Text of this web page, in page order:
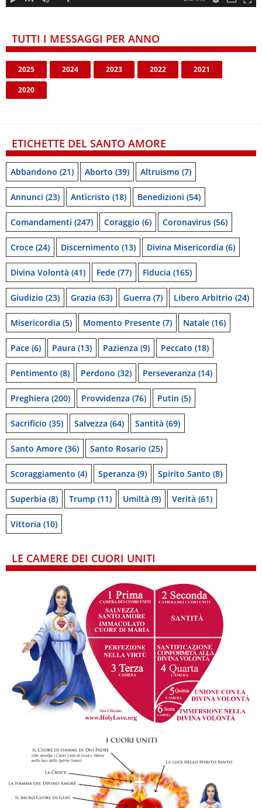
TUTTI I MESSAGGI PER ANNO
2025 2024 2023 2022 2021
2020
ETICHETTE DEL SANTO AMORE
Abbandono (21) Aborto (39) Altruismo (7)
Annunci (23) Anticristo (18) Benedizioni (54)
Comandamenti (247) Coraggio (6) Coronavirus (56)
Croce (24) Discernimento (13) Divina Misericordia (6)
Divina Volontà (41) Fede (77) Fiducia (165)
Giudizio (23) Grazia (63) Guerra (7) Libero Arbitrio (24)
Misericordia (5) Momento Presente (7) Natale (16)
Pace (6) Paura (13) Pazienza (9) Peccato (18)
Pentimento (8) Perdono (32) Perseveranza (14)
Preghiera (200) Provvidenza (76) Putin (5)
Sacrificio (35) Salvezza (64) Santità (69)
Santo Amore (36) Santo Rosario (25)
Scoraggiamento (4) Speranza (9) Spirito Santo (8)
Superbia (8) Trump (11) Umiltà (9) Verità (61)
Vittoria (10)
LE CAMERE DEI CUORI UNITI